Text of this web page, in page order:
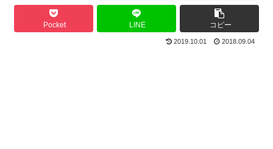
Pocket LINE コピー
2019.10.01 2018.09.04